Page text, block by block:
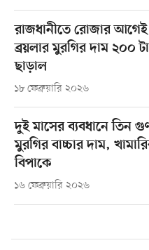
রাজধানীতে রোজার আগেই
ব্রয়লার মুরগির দাম ২০০
ছাড়াল
১৮ ফেব্রুয়ারি ২০২৬
দুই মাসের ব্যবধানে তিন
মুরগির বাচ্চার দাম,
বিপাকে
১৬ ফেব্রুয়ারি ২০২৬